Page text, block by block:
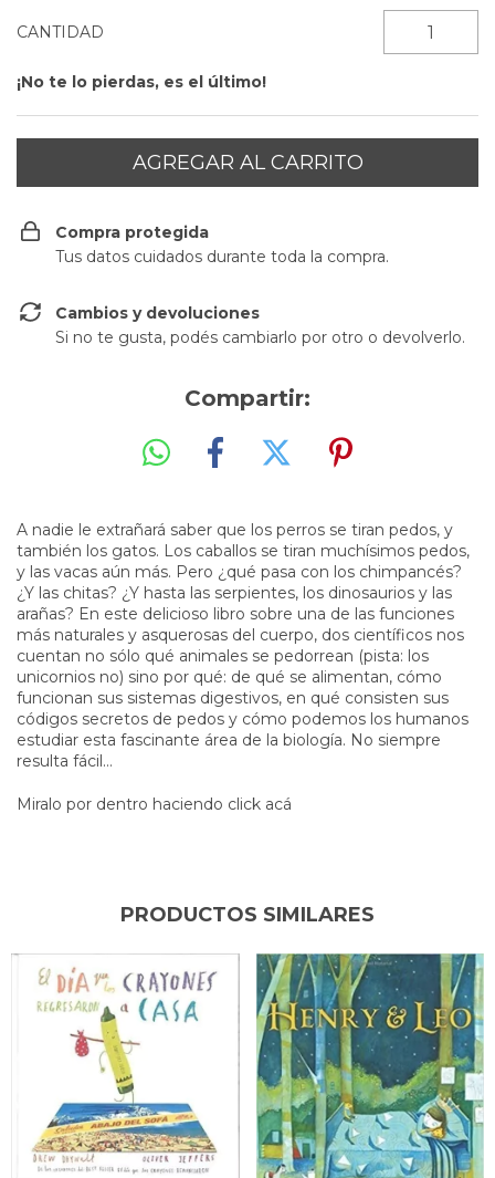
CANTIDAD
¡No te lo pierdas, es el último!
Compra protegida
Tus datos cuidados durante toda la compra.
Cambios y devoluciones
Si no te gusta, podés cambiarlo por otro o devolverlo.
Compartir:
A nadie le extrañará saber que los perros se tiran pedos, y
también los gatos. Los caballos se tiran muchísimos pedos,
y las vacas aún más. Pero ¿qué pasa con los chimpancés?
¿Y las chitas? ¿Y hasta las serpientes, los dinosaurios y las
arañas? En este delicioso libro sobre una de las funciones
más naturales y asquerosas del cuerpo, dos científicos nos
cuentan no sólo qué animales se pedorrean (pista: los
unicornios no) sino por qué: de qué se alimentan, cómo
funcionan sus sistemas digestivos, en qué consisten sus
códigos secretos de pedos y cómo podemos los humanos
estudiar esta fascinante área de la biología. No siempre
resulta fácil…
Miralo por dentro haciendo click acá
PRODUCTOS SIMILARES